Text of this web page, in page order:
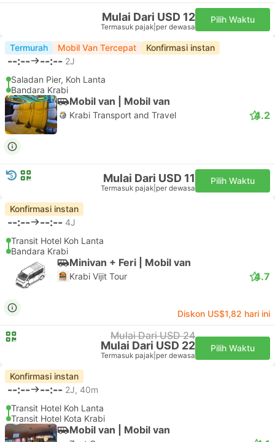
Mulai Dari USD 12
Termasuk pajak per dewasa
Pilih Waktu
Termurah Mobil Van Tercepat Konfirmasi instan
--:-- --:-- 2J
Saladan Pier, Koh Lanta
Bandara Krabi
Mobil van | Mobil van
Krabi Transport and Travel 4.2
Mulai Dari USD 11
Termasuk pajak per dewasa
Pilih Waktu
Konfirmasi instan
--:-- --:-- 4J
Transit Hotel Koh Lanta
Bandara Krabi
Minivan + Feri | Mobil van
Krabi Vijit Tour 4.7
Diskon US$1,82 hari ini
Mulai Dari USD 24
Mulai Dari USD 22
Termasuk pajak per dewasa
Pilih Waktu
Konfirmasi instan
--:-- --:-- 2J, 40m
Transit Hotel Koh Lanta
Transit Hotel Kota Krabi
Mobil van | Mobil van